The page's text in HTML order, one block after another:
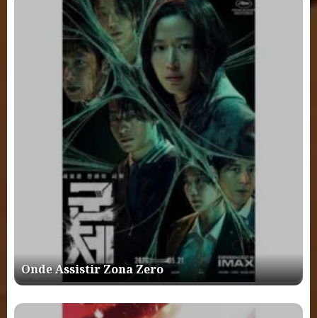
Onde Assistir Zona Zero